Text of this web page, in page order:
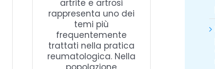
artrite e artrosi
rappresenta uno dei
temi più
frequentemente
trattati nella pratica
reumatologica. Nella